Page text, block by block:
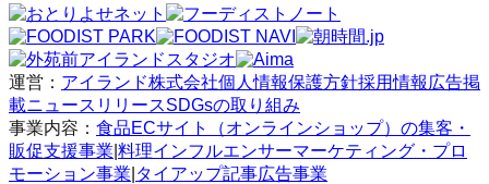
運営： アイランド株式会社個人情報保護方針採用情報 広告掲
載ニュースリリースSDGsの取り組み
事業内容： 食品ECサイト（オンラインショップ）の集客・
販促支援事業 料理インフルエンサーマーケティング・プロ
モーション事業 タイアップ記事広告事業